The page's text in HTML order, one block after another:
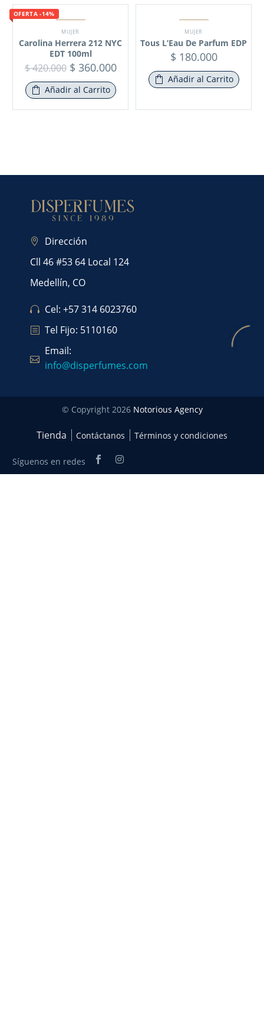
OFERTA -14%
MUJER
Carolina Herrera 212 NYC
EDT 100ml
$420.000 $ 360.000
Añadir al Carrito
MUJER
Tous L’Eau De Parfum EDP
$ 180.000
Añadir al Carrito
Dirección
Cll 46 #53 64 Local 124
Medellín, CO
Cel: +57 314 6023760
Tel Fijo: 5110160
Email:
info@disperfumes.com
© Copyright 2026 Notorious Agency
Tienda Contáctanos Términos y condiciones
Síguenos en redes